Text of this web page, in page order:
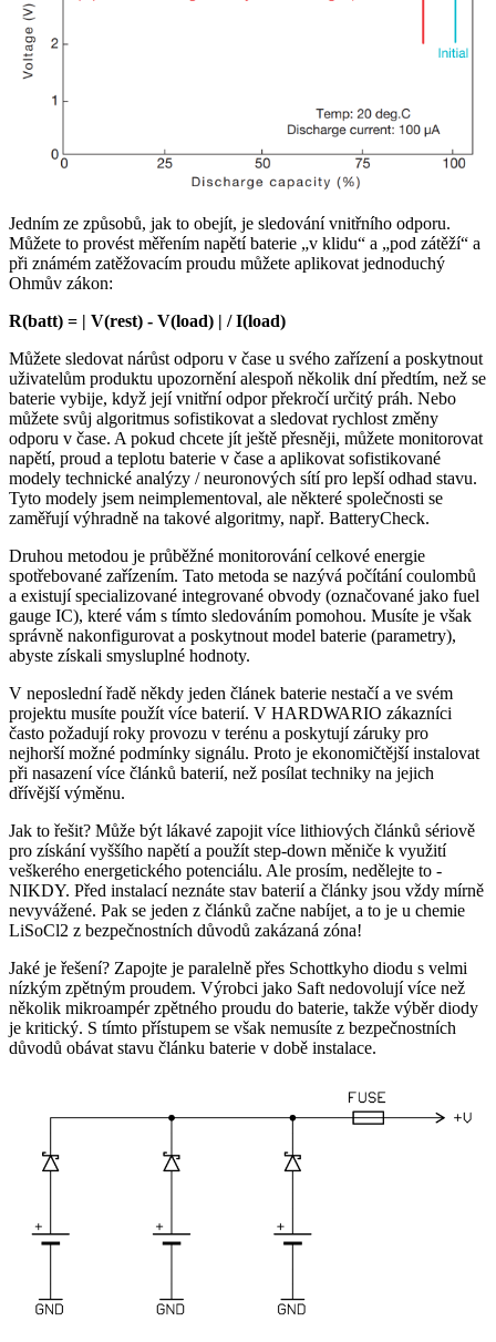
Jedním ze způsobů, jak to obejít, je sledování vnitřního odporu.
Můžete to provést měřením napětí baterie „v klidu“ a „pod zátěží“ a
při známém zatěžovacím proudu můžete aplikovat jednoduchý
Ohmův zákon:
R(batt) = | V(rest) - V(load) | / I(load)
Můžete sledovat nárůst odporu v čase u svého zařízení a poskytnout
uživatelům produktu upozornění alespoň několik dní předtím, než se
baterie vybije, když její vnitřní odpor překročí určitý práh. Nebo
můžete svůj algoritmus sofistikovat a sledovat rychlost změny
odporu v čase. A pokud chcete jít ještě přesněji, můžete monitorovat
napětí, proud a teplotu baterie v čase a aplikovat sofistikované
modely technické analýzy / neuronových sítí pro lepší odhad stavu.
Tyto modely jsem neimplementoval, ale některé společnosti se
zaměřují výhradně na takové algoritmy, např. BatteryCheck.
Druhou metodou je průběžné monitorování celkové energie
spotřebované zařízením. Tato metoda se nazývá počítání coulombů
a existují specializované integrované obvody (označované jako fuel
gauge IC), které vám s tímto sledováním pomohou. Musíte je však
správně nakonfigurovat a poskytnout model baterie (parametry),
abyste získali smysluplné hodnoty.
V neposlední řadě někdy jeden článek baterie nestačí a ve svém
projektu musíte použít více baterií. V HARDWARIO zákazníci
často požadují roky provozu v terénu a poskytují záruky pro
nejhorší možné podmínky signálu. Proto je ekonomičtější instalovat
při nasazení více článků baterií, než posílat techniky na jejich
dřívější výměnu.
Jak to řešit? Může být lákavé zapojit více lithiových článků sériově
pro získání vyššího napětí a použít step-down měniče k využití
veškerého energetického potenciálu. Ale prosím, nedělejte to -
NIKDY. Před instalací neznáte stav baterií a články jsou vždy mírně
nevyvážené. Pak se jeden z článků začne nabíjet, a to je u chemie
LiSoCl2 z bezpečnostních důvodů zakázaná zóna!
Jaké je řešení? Zapojte je paralelně přes Schottkyho diodu s velmi
nízkým zpětným proudem. Výrobci jako Saft nedovolují více než
několik mikroampér zpětného proudu do baterie, takže výběr diody
je kritický. S tímto přístupem se však nemusíte z bezpečnostních
důvodů obávat stavu článku baterie v době instalace.